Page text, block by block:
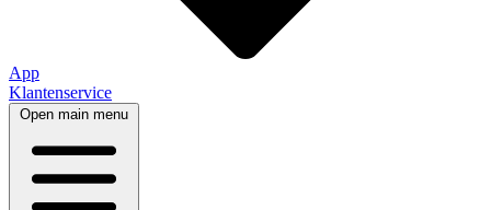
App
Klantenservice
Open main menu